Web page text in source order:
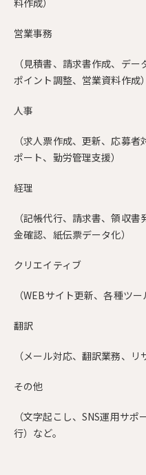
営業事務
（見積書、請求書作成、デ
ポイント調整、営業資料作成）
人事
（求人票作成、更新、応募
ポート、勤労管理支援）
経理
（記帳代行、請求書、領収
金確認、紙伝票データ化）
クリエイティブ
（WEBサイト更新、各種ツ
翻訳
（メール対応、翻訳業務、リ
その他
（文字起こし、SNS運用サ
行）など。